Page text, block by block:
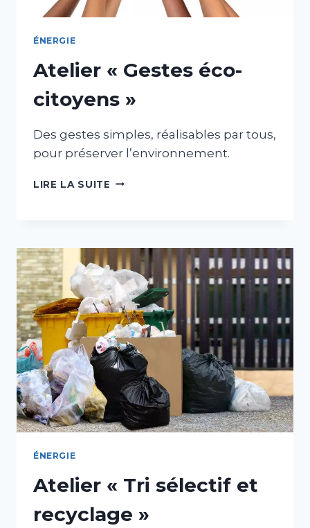
ÉNERGIE
Atelier « Gestes éco-
citoyens »
Des gestes simples, réalisables par tous,
pour préserver l’environnement.
LIRE LA SUITE ATELIER
ÉNERGIE
Atelier « Tri sélectif et
recyclage »